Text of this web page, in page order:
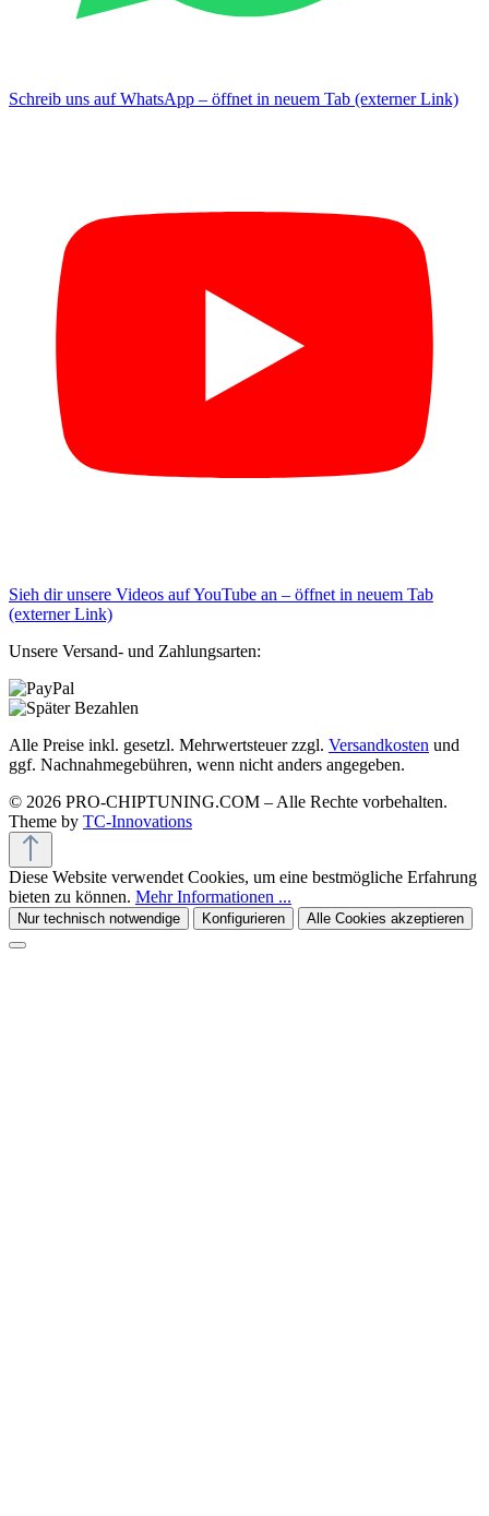
Schreib uns auf WhatsApp – öffnet in neuem Tab (externer Link)
Sieh dir unsere Videos auf YouTube an – öffnet in neuem Tab
(externer Link)
Unsere Versand- und Zahlungsarten:
Alle Preise inkl. gesetzl. Mehrwertsteuer zzgl. Versandkosten und
ggf. Nachnahmegebühren, wenn nicht anders angegeben.
© 2026 PRO-CHIPTUNING.COM – Alle Rechte vorbehalten.
Theme by TC-Innovations
Diese Website verwendet Cookies, um eine bestmögliche Erfahrung
bieten zu können. Mehr Informationen ...
Nur technisch notwendige Konfigurieren Alle Cookies akzeptieren